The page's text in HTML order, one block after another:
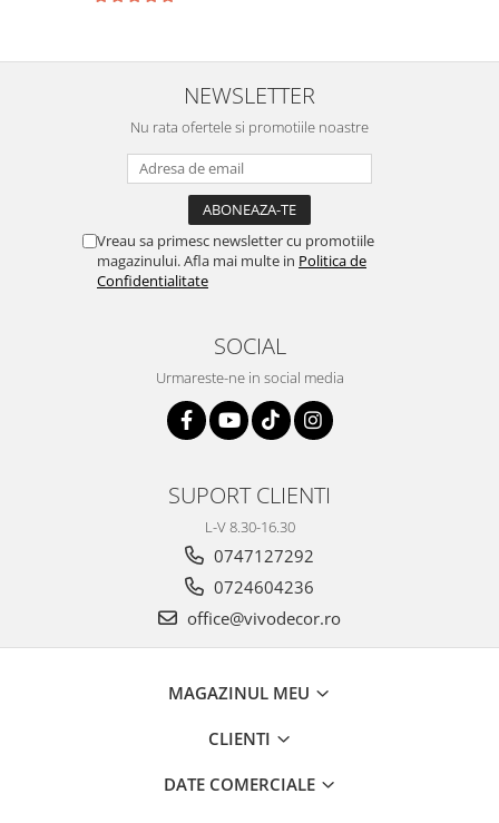
NEWSLETTER
Nu rata ofertele si promotiile noastre
Vreau sa primesc newsletter cu promotiile
magazinului. Afla mai multe in Politica de
Confidentialitate
SOCIAL
Urmareste-ne in social media
SUPORT CLIENTI
L-V 8.30-16.30
0747127292
0724604236
office@vivodecor.ro
MAGAZINUL MEU
CLIENTI
DATE COMERCIALE